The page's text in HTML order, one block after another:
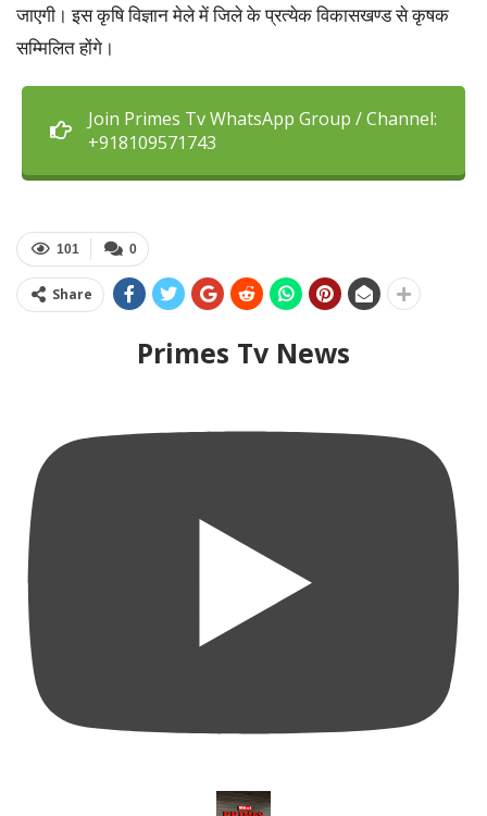
जाएगी। इस कृषि विज्ञान मेले में जिले के प्रत्येक विकासखण्ड से कृषक
सम्मिलित होंगे।
Join Primes Tv WhatsApp Group / Channel:
+918109571743
0
101
Share
Primes Tv News